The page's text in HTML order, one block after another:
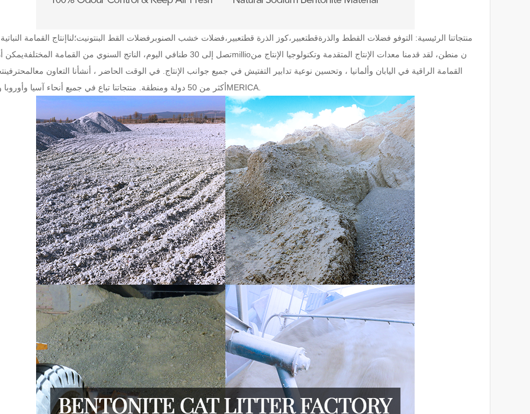
منتجاتنا الرئيسية: التوفو فضلات القطط والذرةقطتعبير،كوز الذرة قطتعبير،فضلات خشب الصنوبر فضلات القط البنتونيت؛لناإنتاج القمامة
تصل إلى 30 طنا
في اليوم، الناتج السنوي من القمامة المختلفةيمكن millio ن منطن، لقد قدمنا معدات الإنتاج المتقدمة وتكنولوجيا الإنتاج من
القمامة الراقية في اليابان وألمانيا ، وتحسين نوعية تدابير التفتيش في جميع جوانب الإنتاج. في الوقت الحاضر ، أنشأنا التعاون معالمحترفين
أكثر من 50 دولة ومنطقة. منتجاتنا تباع في جميع أنحاء آسيا وأوروبا والجنوبMERICA.